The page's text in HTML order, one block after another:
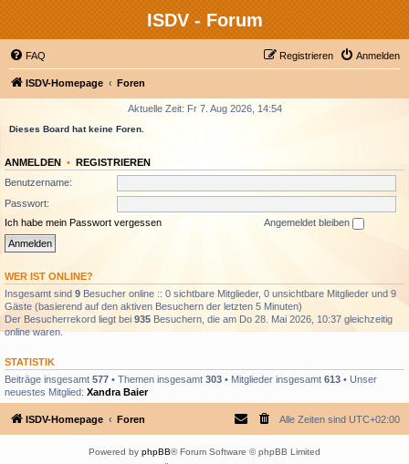
ISDV - Forum
FAQ Anmelden
Registrieren
ISDV-Homepage Foren
Aktuelle Zeit: Fr 7. Aug 2026, 14:54
Dieses Board hat keine Foren.
ANMELDEN • REGISTRIEREN
Benutzername:
Passwort:
Ich habe mein Passwort vergessen
Angemeldet bleiben
WER IST ONLINE?
Insgesamt sind 9 Besucher online :: 0 sichtbare Mitglieder, 0 unsichtbare Mitglieder und 9
Gäste (basierend auf den aktiven Besuchern der letzten 5 Minuten)
Der Besucherrekord liegt bei 935 Besuchern, die am Do 28. Mai 2026, 10:37 gleichzeitig
online waren.
STATISTIK
Beiträge insgesamt 577 • Themen insgesamt 303 • Mitglieder insgesamt 613 • Unser
neuestes Mitglied: Xandra Baier
ISDV-Homepage Foren Alle Zeiten sind UTC+02:00
Powered by phpBB® Forum Software © phpBB Limited